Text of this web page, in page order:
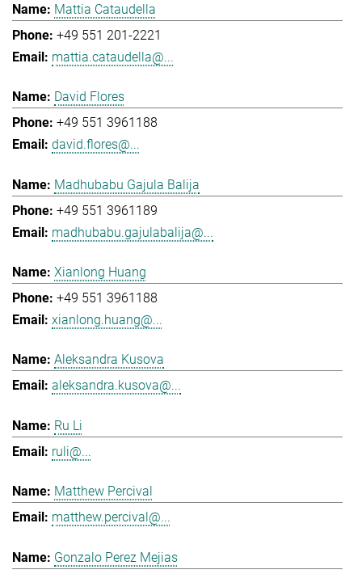
Mattia Cataudella
+49 551 201-2221
mattia.cataudella@...
David Flores
+49 551 3961188
david.flores@...
Madhubabu Gajula Balija
+49 551 3961189
madhubabu.gajulabalija@...
Xianlong Huang
+49 551 3961188
xianlong.huang@...
Aleksandra Kusova
aleksandra.kusova@...
Ru Li
ruli@...
Matthew Percival
matthew.percival@...
Gonzalo Perez Mejias